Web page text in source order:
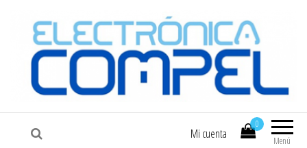
COMPEL Electrónica COMPEL
Menú
0
Mi cuenta